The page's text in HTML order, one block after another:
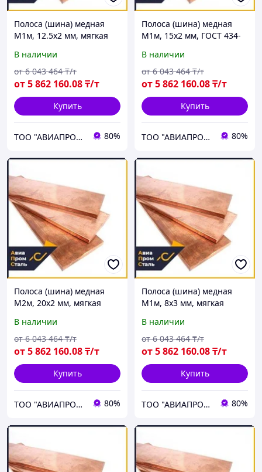
Полоса (шина) медная
М1м, 12.5х2 мм, мягкая
В наличии
от5 862 160.08₸/т
от 6 043 464 ₸/т
Купить
ТОО "АВИАПРОМСТАЛЬ" 80%
Полоса (шина) медная
М1м, 15х2 мм, ГОСТ 434-
В наличии
от5 862 160.08₸/т
от 6 043 464 ₸/т
Купить
ТОО "АВИАПРОМСТАЛЬ" 80%
Полоса (шина) медная
М2м, 20х2 мм, мягкая
В наличии
от5 862 160.08₸/т
от 6 043 464 ₸/т
Купить
ТОО "АВИАПРОМСТАЛЬ" 80%
Полоса (шина) медная
М1м, 8х3 мм, мягкая
В наличии
от5 862 160.08₸/т
от 6 043 464 ₸/т
Купить
ТОО "АВИАПРОМСТАЛЬ" 80%